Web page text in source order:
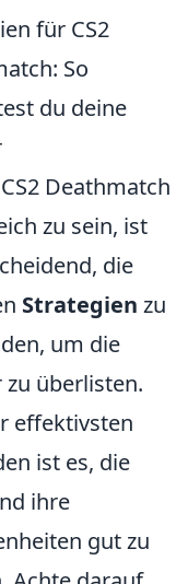
für CS2
So
du deine
Deathmatch
zu sein, ist
die
Strategien zu
um die
zu überlisten.
effektivsten
ist es, die
ihre
gut zu